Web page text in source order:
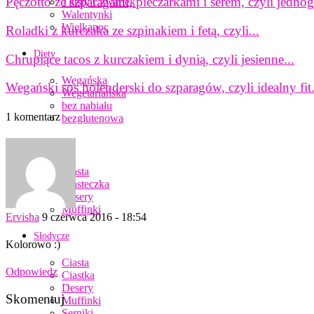
Walentynki
Wielkanoc
Diety
Wegańska
Wegetariańska
bez nabiału
bezglutenowa
Ciasta
Ciasteczka
Desery
Muffinki
Słodycze
Ciasta
Ciastka
Desery
Muffinki
Roladki z kurczaka ze szpinakiem i fetą, czyli...
Chrupiące tacos z kurczakiem i dynią, czyli jesienne...
Wegański sos holenderski do szparagów, czyli idealny
1 komentarz
Ervisha 9 czerwca 2016 - 18:54
Kolorowo :)
Odpowiedz
Skomentuj